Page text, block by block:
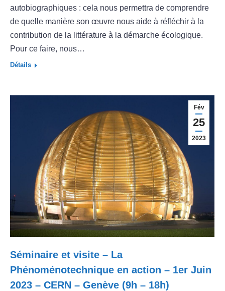
autobiographiques : cela nous permettra de comprendre
de quelle manière son œuvre nous aide à réfléchir à la
contribution de la littérature à la démarche écologique.
Pour ce faire, nous…
Détails
Fév
25
2023
Séminaire et visite – La
Phénoménotechnique en action – 1er Juin
2023 – CERN – Genève (9h – 18h)